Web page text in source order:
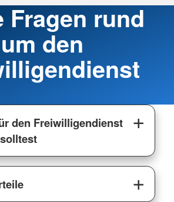
Fragen rund
um den
den Freiwilligendienst